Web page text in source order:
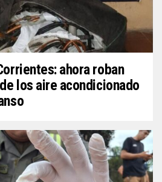
ahora roban
los aire acondicionado